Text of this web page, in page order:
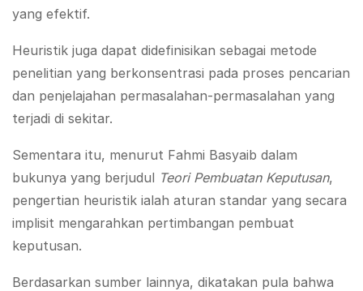
yang efektif.
Heuristik juga dapat didefinisikan sebagai metode
penelitian yang berkonsentrasi pada proses pencarian
dan penjelajahan permasalahan-permasalahan yang
terjadi di sekitar.
Sementara itu, menurut Fahmi Basyaib dalam
bukunya yang berjudul Teori Pembuatan Keputusan,
pengertian heuristik ialah aturan standar yang secara
implisit mengarahkan pertimbangan pembuat
keputusan.
Berdasarkan sumber lainnya, dikatakan pula bahwa